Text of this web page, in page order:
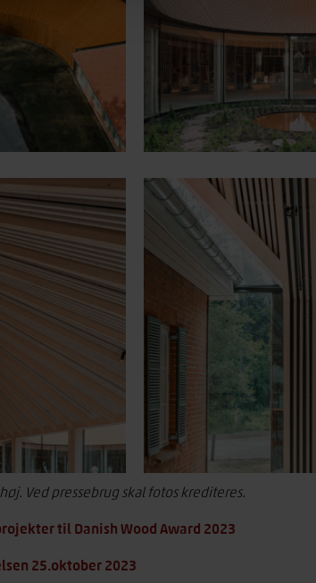
Ved pressebrug skal fotos krediteres.
til Danish Wood Award 2023
25.oktober 2023